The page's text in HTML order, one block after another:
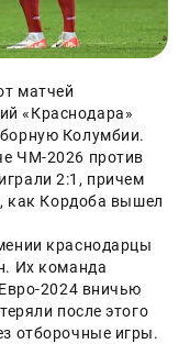
матчей
«Краснодара»
Колумбии.
ЧМ-2026 против
2:1, причем
как Кордоба вышел
краснодарцы
Их команда
2024 вничью
после этого
отборочные игры.